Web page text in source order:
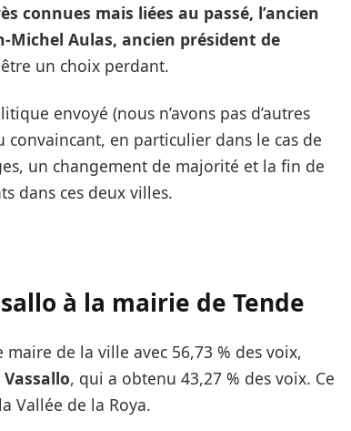
connues mais liées au passé, l’ancien
Michel Aulas, ancien président de
être un choix perdant.
envoyé (nous n’avons pas d’autres
en particulier dans le cas de
un changement de majorité et la fin de
dans ces deux villes.
à la mairie de Tende
maire de la ville avec 56,73 % des voix,
, qui a obtenu 43,27 % des voix. Ce
Vallée de la Roya.